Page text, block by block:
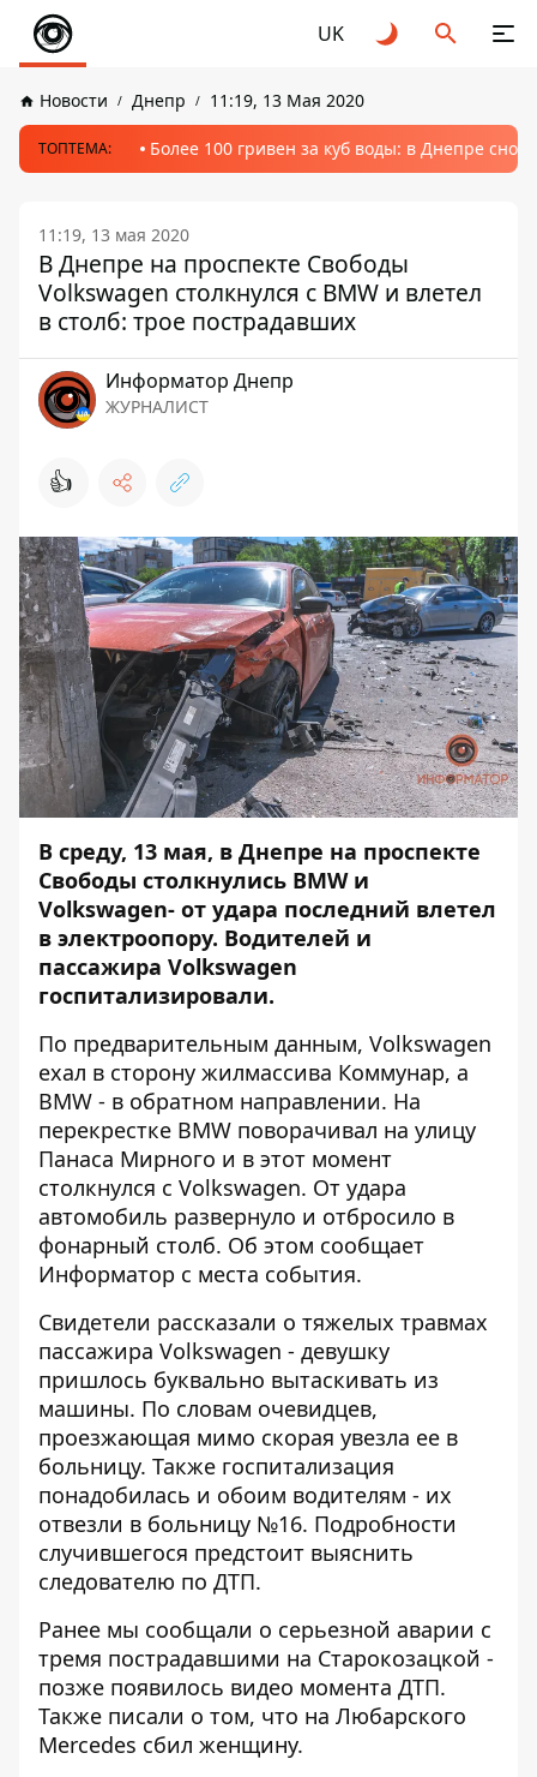
UK
Новости Днепр 11:19, 13 Мая 2020
ТОПТЕМА: Более 100 гривен за куб воды: в Днепре
11:19, 13 мая 2020
В Днепре на проспекте Свободы
Volkswagen столкнулся с BMW и влетел
в столб: трое пострадавших
Информатор Днепр
ЖУРНАЛИСТ
👍
В среду, 13 мая, в Днепре на проспекте
Свободы столкнулись BMW и
Volkswagen- от удара последний влетел
в электроопору. Водителей и
пассажира Volkswagen
госпитализировали.
По предварительным данным, Volkswagen
ехал в сторону жилмассива Коммунар, а
BMW - в обратном направлении. На
перекрестке BMW поворачивал на улицу
Панаса Мирного и в этот момент
столкнулся с Volkswagen. От удара
автомобиль развернуло и отбросило в
фонарный столб. Об этом сообщает
Информатор с места события.
Свидетели рассказали о тяжелых травмах
пассажира Volkswagen - девушку
пришлось буквально вытаскивать из
машины. По словам очевидцев,
проезжающая мимо скорая увезла ее в
больницу. Также госпитализация
понадобилась и обоим водителям - их
отвезли в больницу №16. Подробности
случившегося предстоит выяснить
следователю по ДТП.
Ранее мы сообщали о серьезной аварии с
тремя пострадавшими на Старокозацкой -
позже появилось видео момента ДТП.
Также писали о том, что на Любарского
Mercedes сбил женщину.